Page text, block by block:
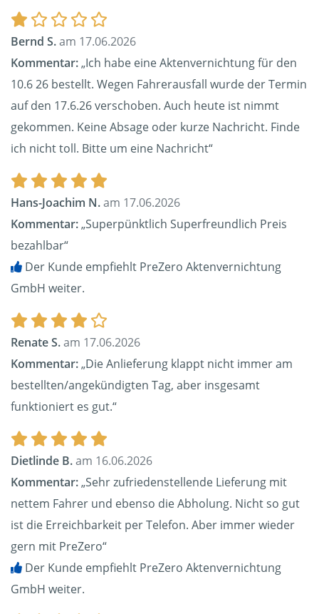
Bernd S.am 17.06.2026
Kommentar:„Ich habe eine Aktenvernichtung für den
10.6 26 bestellt. Wegen Fahrerausfall wurde der Termin
auf den 17.6.26 verschoben. Auch heute ist nimmt
gekommen. Keine Absage oder kurze Nachricht. Finde
ich nicht toll. Bitte um eine Nachricht“
Hans-Joachim N.am 17.06.2026
Kommentar:„Superpünktlich Superfreundlich Preis
bezahlbar“
Der Kunde empfiehlt PreZero Aktenvernichtung
GmbH weiter.
Renate S.am 17.06.2026
Kommentar:„Die Anlieferung klappt nicht immer am
bestellten/angekündigten Tag, aber insgesamt
funktioniert es gut.“
Dietlinde B.am 16.06.2026
Kommentar:„Sehr zufriedenstellende Lieferung mit
nettem Fahrer und ebenso die Abholung. Nicht so gut
ist die Erreichbarkeit per Telefon. Aber immer wieder
gern mit PreZero“
Der Kunde empfiehlt PreZero Aktenvernichtung
GmbH weiter.